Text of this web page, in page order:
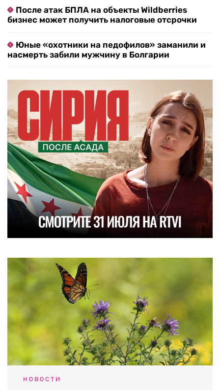
После атак БПЛА на объекты Wildberries
бизнес может получить налоговые отсрочки
Юные «охотники на педофилов» заманили и
насмерть забили мужчину в Болгарии
НОВОСТИ